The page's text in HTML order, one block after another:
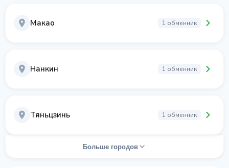
Макао 1 обменник
Нанкин 1 обменник
Тяньцзинь 1 обменник
Больше городов